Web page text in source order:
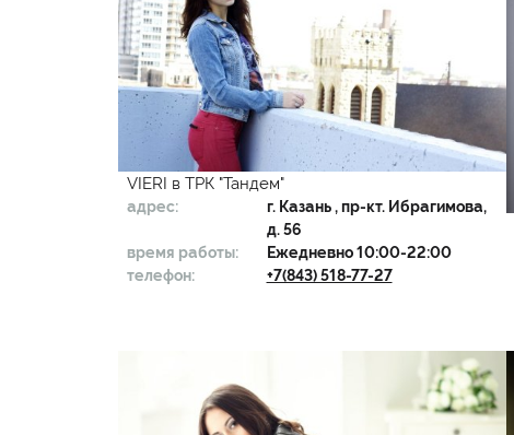
VIERI в ТРК "Тандем"
адрес: г. Казань , пр-кт. Ибрагимова,
д. 56
время работы:
Ежедневно 10:00-22:00
телефон:
+7(843) 518-77-27